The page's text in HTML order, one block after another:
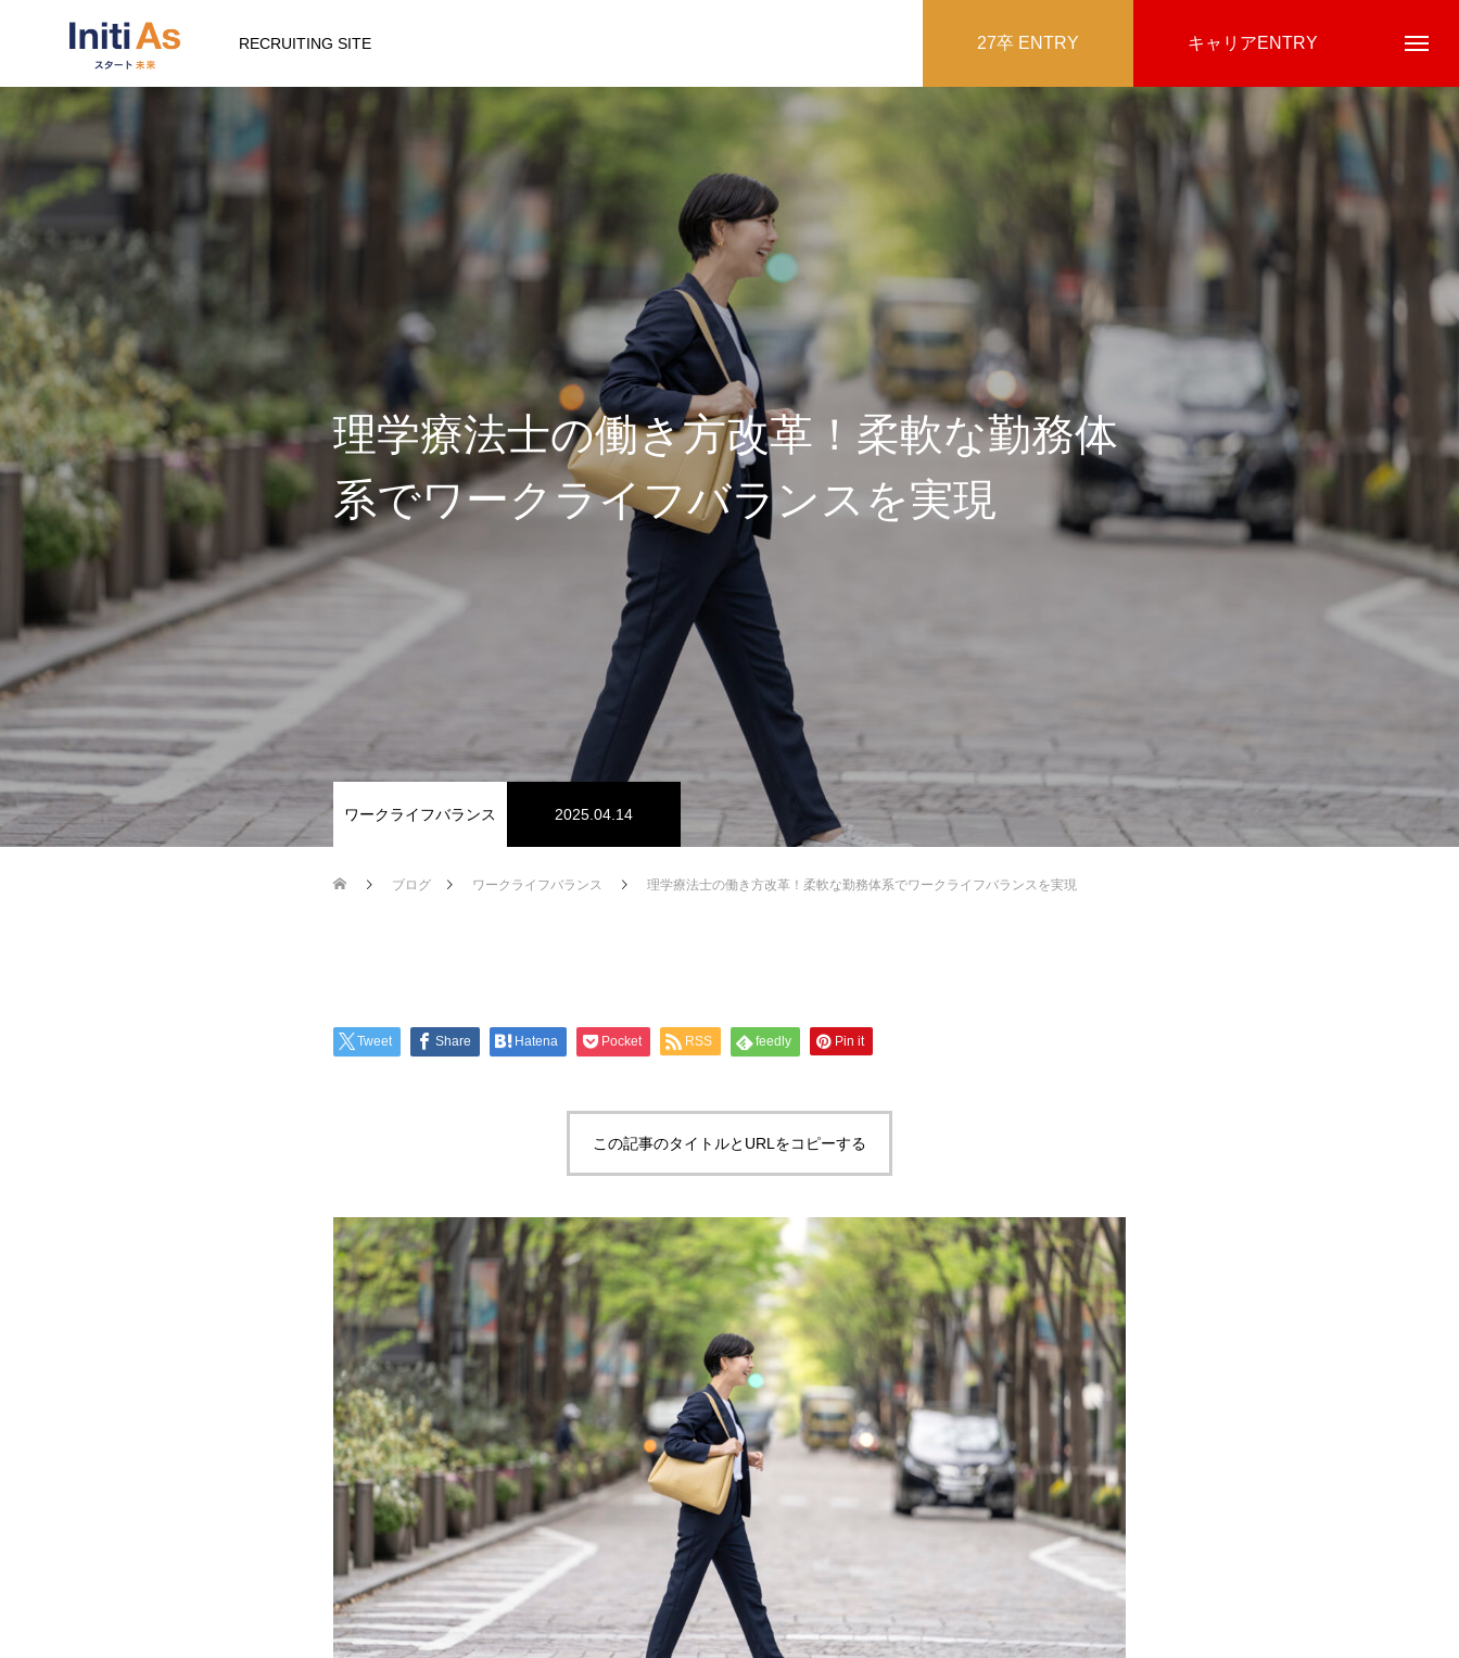
RECRUITING SITE 27卒 ENTRY キャリアENTRY
理学療法士の働き方改革！柔軟な勤務体
系でワークライフバランスを実現
ワークライフバランス 2025.04.14
ブログ ワークライフバランス 理学療法士の働き方改革！柔軟な勤務体系でワークライフバランスを実現
Tweet Share Hatena Pocket RSS feedly Pin it
この記事のタイトルとURLをコピーする